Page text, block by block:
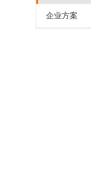
企业方案